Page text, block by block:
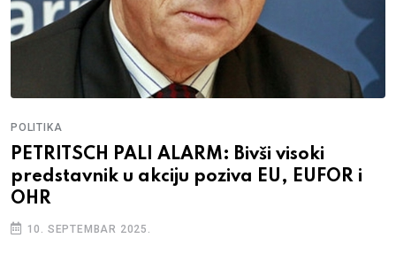
POLITIKA
PETRITSCH PALI ALARM: Bivši visoki
predstavnik u akciju poziva EU, EUFOR i
OHR
10. SEPTEMBAR 2025.